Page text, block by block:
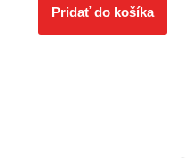
Pridať do košíka